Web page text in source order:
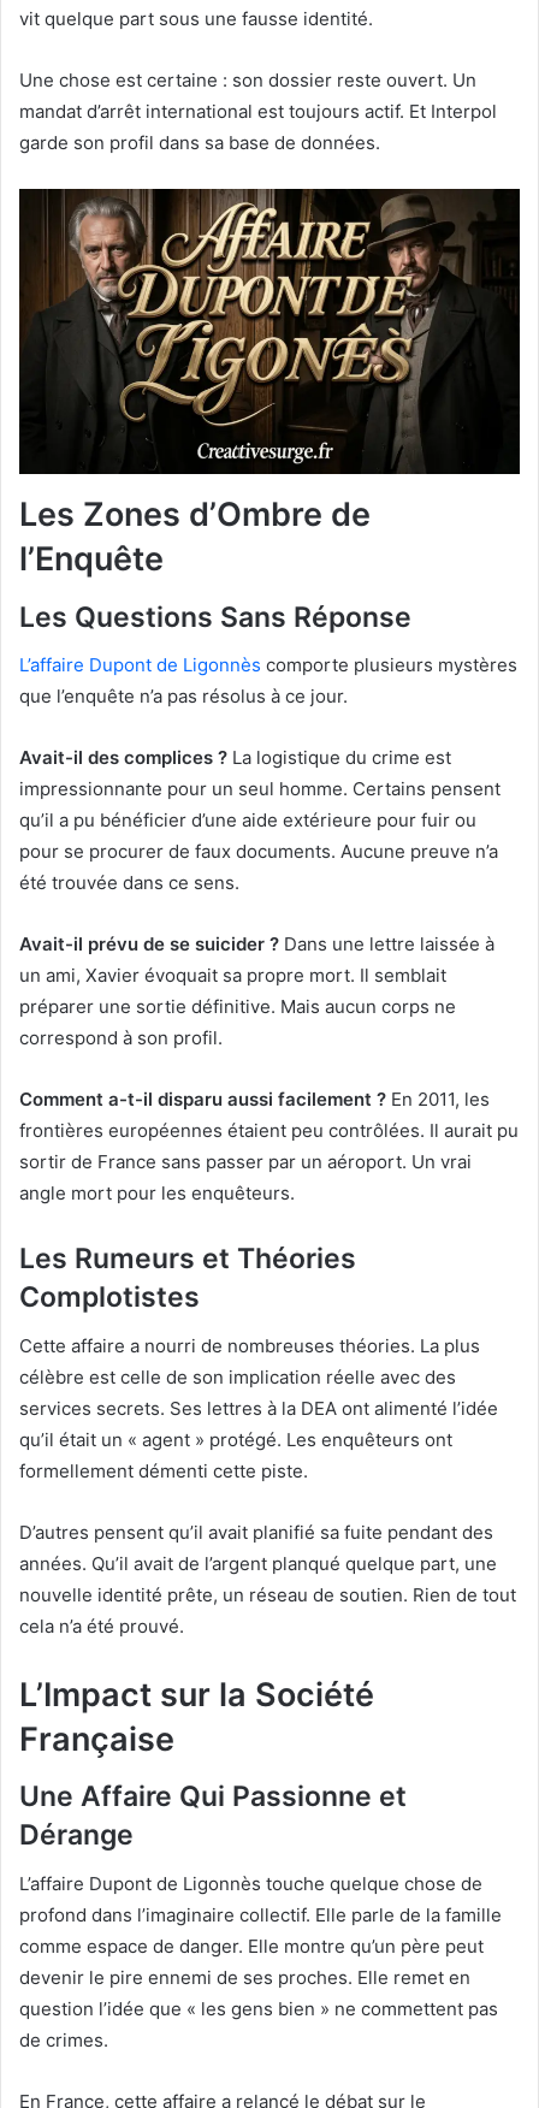
vit quelque part sous une fausse identité.
Une chose est certaine : son dossier reste ouvert. Un
mandat d’arrêt international est toujours actif. Et Interpol
garde son profil dans sa base de données.
Les Zones d’Ombre de
l’Enquête
Les Questions Sans Réponse
L’affaire Dupont de Ligonnès comporte plusieurs mystères
que l’enquête n’a pas résolus à ce jour.
Avait-il des complices ? La logistique du crime est
impressionnante pour un seul homme. Certains pensent
qu’il a pu bénéficier d’une aide extérieure pour fuir ou
pour se procurer de faux documents. Aucune preuve n’a
été trouvée dans ce sens.
Avait-il prévu de se suicider ? Dans une lettre laissée à
un ami, Xavier évoquait sa propre mort. Il semblait
préparer une sortie définitive. Mais aucun corps ne
correspond à son profil.
Comment a-t-il disparu aussi facilement ? En 2011, les
frontières européennes étaient peu contrôlées. Il aurait pu
sortir de France sans passer par un aéroport. Un vrai
angle mort pour les enquêteurs.
Les Rumeurs et Théories
Complotistes
Cette affaire a nourri de nombreuses théories. La plus
célèbre est celle de son implication réelle avec des
services secrets. Ses lettres à la DEA ont alimenté l’idée
qu’il était un « agent » protégé. Les enquêteurs ont
formellement démenti cette piste.
D’autres pensent qu’il avait planifié sa fuite pendant des
années. Qu’il avait de l’argent planqué quelque part, une
nouvelle identité prête, un réseau de soutien. Rien de tout
cela n’a été prouvé.
L’Impact sur la Société
Française
Une Affaire Qui Passionne et
Dérange
L’affaire Dupont de Ligonnès touche quelque chose de
profond dans l’imaginaire collectif. Elle parle de la famille
comme espace de danger. Elle montre qu’un père peut
devenir le pire ennemi de ses proches. Elle remet en
question l’idée que « les gens bien » ne commettent pas
de crimes.
En France, cette affaire a relancé le débat sur le